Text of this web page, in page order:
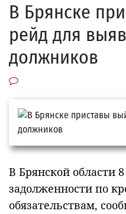
В Брянске
рейд для
должников
В Брянской области
задолженности по
обязательствам,